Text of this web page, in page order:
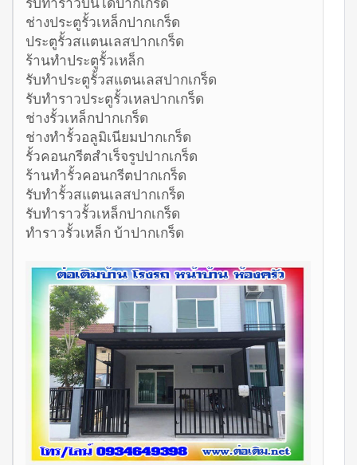
ช่างประตูรั้วเหล็กปากเกร็ด
ประตูรั้วสแตนเลสปากเกร็ด
ร้านทำประตูรั้วเหล็ก
รับทำประตูรั้วสแตนเลสปากเกร็ด
รับทำราวประตูรั้วเหลปากเกร็ด
ช่างรั้วเหล็กปากเกร็ด
ช่างทำรั้วอลูมิเนียมปากเกร็ด
รั้วคอนกรีตสำเร็จรูปปากเกร็ด
ร้านทำรั้วคอนกรีตปากเกร็ด
รับทำรั้วสแตนเลสปากเกร็ด
รับทำราวรั้วเหล็กปากเกร็ด
ทำราวรั้วเหล็ก บ้าปากเกร็ด